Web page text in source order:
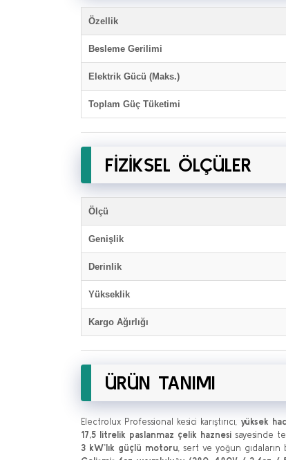
Özellik
Besleme Gerilimi
Elektrik Gücü (Maks.)
Toplam Güç Tüketimi
FİZİKSEL ÖLÇÜLER
Ölçü
Genişlik
Derinlik
Yükseklik
Kargo Ağırlığı
ÜRÜN TANIMI
Electrolux Professional kesici karıştırıcı, yüksek
17,5 litrelik paslanmaz çelik haznesi sayesinde
3 kW’lık güçlü motoru, sert ve yoğun gıdaların